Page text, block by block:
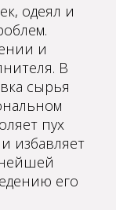
одеял и
и
В
сырья
пух
избавляет
его